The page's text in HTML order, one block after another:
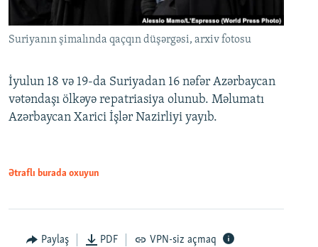
Suriyanın şimalında qaçqın düşərgəsi, arxiv fotosu
İyulun 18 və 19-da Suriyadan 16 nəfər Azərbaycan
vətəndaşı ölkəyə repatriasiya olunub. Məlumatı
Azərbaycan Xarici İşlər Nazirliyi yayıb.
Ətraflı burada oxuyun
Paylaş PDF VPN-siz açmaq